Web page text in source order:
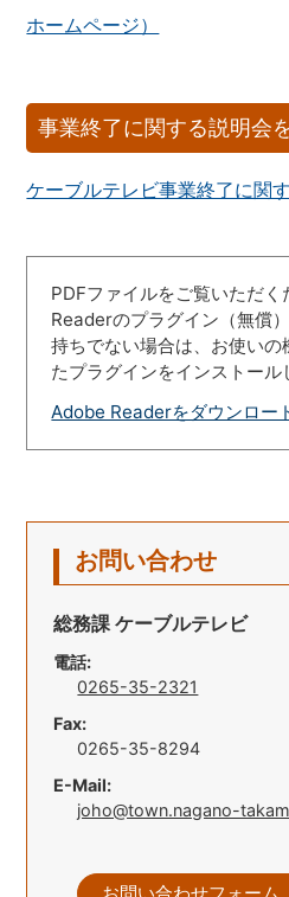
ホームページ）
事業終了に関する説明会
ケーブルテレビ事業終了に関
PDFファイルをご覧いただ
Readerのプラグイン（無償
持ちでない場合は、お使い
たプラグインをインストール
Adobe Readerをダウンロー
お問い合わせ
総務課 ケーブルテレビ
電話:
0265-35-2321
Fax:
0265-35-8294
E-Mail:
joho@town.nagano-